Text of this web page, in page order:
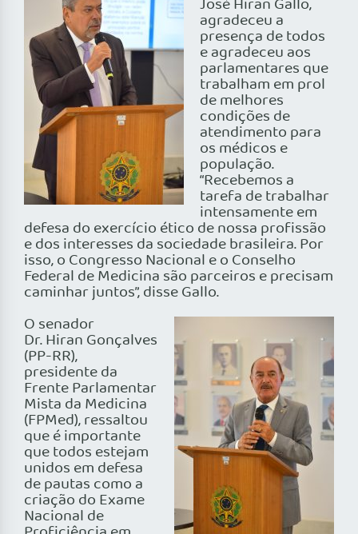
José Hiran Gallo,
agradeceu a
presença de todos
e agradeceu aos
parlamentares que
trabalham em prol
de melhores
condições de
atendimento para
os médicos e
população.
“Recebemos a
tarefa de trabalhar
intensamente em
defesa do exercício ético de nossa profissão
e dos interesses da sociedade brasileira. Por
isso, o Congresso Nacional e o Conselho
Federal de Medicina são parceiros e precisam
caminhar juntos”, disse Gallo.
O senador
Dr. Hiran Gonçalves
(PP-RR),
presidente da
Frente Parlamentar
Mista da Medicina
(FPMed), ressaltou
que é importante
que todos estejam
unidos em defesa
de pautas como a
criação do Exame
Nacional de